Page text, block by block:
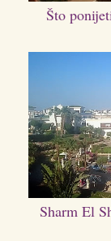
Što
Sharm El